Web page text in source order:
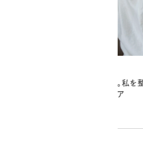
お出かけ前のひと手間で変わる、
夏の一日。汗ばむ季節を「ごきげ